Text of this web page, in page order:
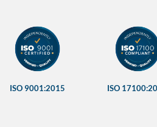
ISO 9001:2015 ISO